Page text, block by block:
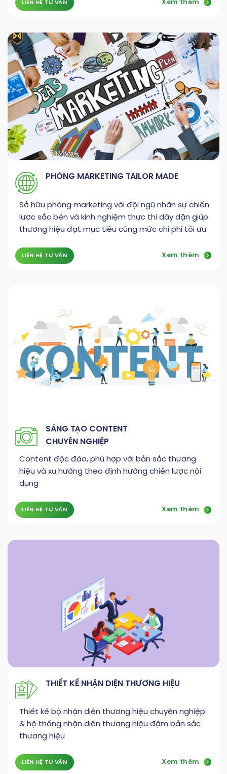
LIÊN HỆ TƯ VẤN Xem thêm
PHÒNG MARKETING TAILOR MADE
Sở hữu phòng marketing với đội ngũ nhân sự chiến
lược sắc bén và kinh nghiệm thực thi dày dặn giúp
thương hiệu đạt mục tiêu cùng mức chi phí tối ưu
LIÊN HỆ TƯ VẤN Xem thêm
SÁNG TẠO CONTENT
CHUYÊN NGHIỆP
Content độc đáo, phù hợp với bản sắc thương
hiệu và xu hướng theo định hướng chiến lược nội
dung
LIÊN HỆ TƯ VẤN Xem thêm
THIẾT KẾ NHẬN DIỆN THƯƠNG HIỆU
Thiết kế bộ nhận diện thương hiệu chuyên nghiệp
& hệ thống nhận diện thương hiệu đậm bản sắc
thương hiệu
LIÊN HỆ TƯ VẤN Xem thêm